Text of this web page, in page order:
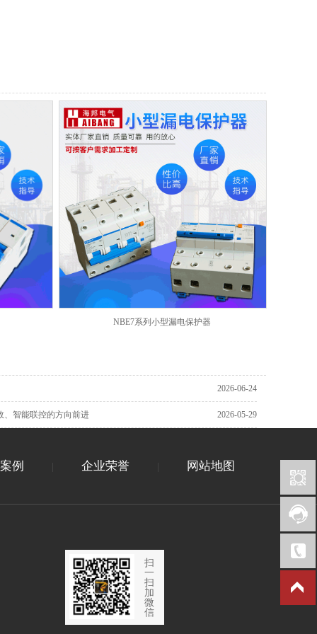
NBE7系列小型漏电保护器
2026-06-24
、智能联控的方向前进 2026-05-29
例 企业荣誉 网站地图
扫
一
扫
加
微
信